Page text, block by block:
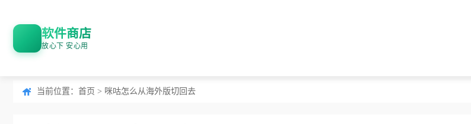
软件商店
放心下 安心用
当前位置： 首页 > 咪咕怎么从海外版切回去